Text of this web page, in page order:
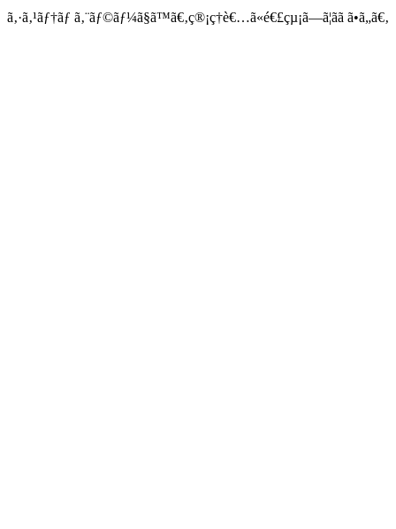
ã‚·ã‚¹ãƒ†ãƒ ã‚¨ãƒ©ãƒ¼ã§ã™ã€‚ç®¡ç†è€…ã«é€£çµ¡ã—ã¦ãã ã•ã„ã€‚